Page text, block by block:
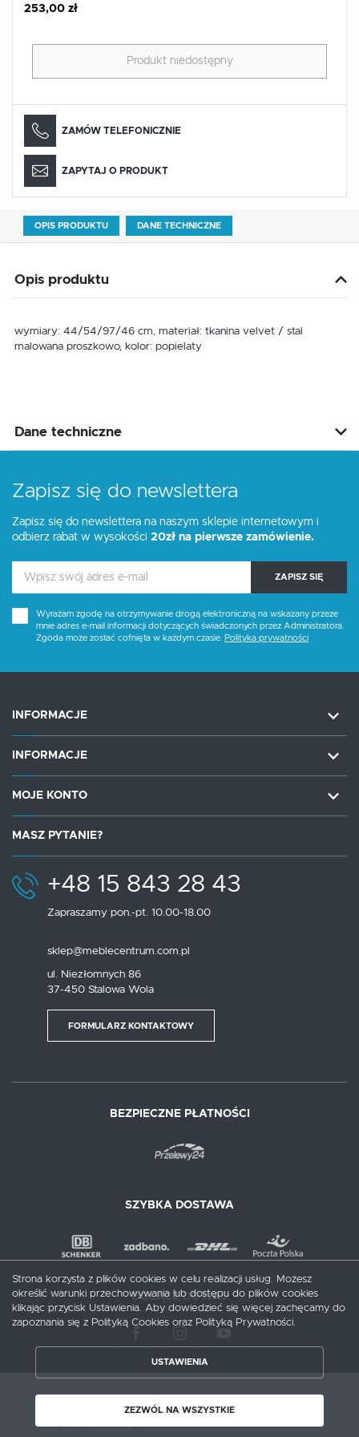
253,00 zł
Produkt niedostępny
ZAMÓW TELEFONICZNIE
ZAPYTAJ O PRODUKT
OPIS PRODUKTU DANE TECHNICZNE
Opis produktu
wymiary: 44/54/97/46 cm, materiał: tkanina velvet / stal
malowana proszkowo, kolor: popielaty
Dane techniczne
Zapisz się do newslettera
Zapisz się do newslettera na naszym sklepie internetowym i
odbierz rabat w wysokości 20zł na pierwsze zamówienie.
ZAPISZ SIĘ
Wyrażam zgodę na otrzymywanie drogą elektroniczną na wskazany przeze
mnie adres e-mail informacji dotyczących świadczonych przez Administratora.
Zgoda może zostać cofnięta w każdym czasie. Polityka prywatności
INFORMACJE
INFORMACJE
MOJE KONTO
MASZ PYTANIE?
+48 15 843 28 43
Zapraszamy pon.-pt. 10.00-18.00
sklep@meblecentrum.com.pl
ul. Niezłomnych 86
37-450 Stalowa Wola
FORMULARZ KONTAKTOWY
BEZPIECZNE PŁATNOŚCI
SZYBKA DOSTAWA
DOŁĄCZ DO NAS
Copyright by meblecentrum.com.pl
Strona korzysta z plików cookies w celu realizacji usług. Możesz
określić warunki przechowywania lub dostępu do plików cookies
klikając przycisk Ustawienia. Aby dowiedzieć się więcej zachęcamy do
zapoznania się z Polityką Cookies oraz Polityką Prywatności.
USTAWIENIA
ZEZWÓL NA WSZYSTKIE
ZAPISZ WYBRANE